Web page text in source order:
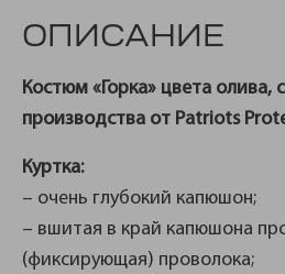
ОПИСАНИЕ
Костюм «Горка» цвета олива,
производства от Patriots
Куртка:
– очень глубокий капюшон;
– вшитая в край капюшона
(фиксирующая) проволока;